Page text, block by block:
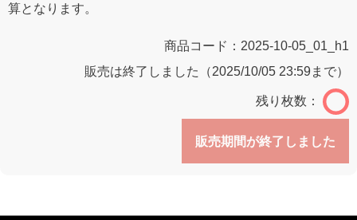
算となります。
商品コード： 2025-10-05_01_h1
販売は終了しました（2025/10/05 23:59まで）
残り枚数：
販売期間が終了しました